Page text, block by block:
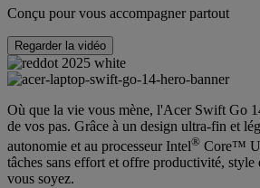
Conçu pour vous accompagner partout
Regarder la vidéo
Où que la vie vous mène, l'Acer Swift Go
de vos pas. Grâce à un design ultra-fin et
autonomie et au processeur Intel® Core™
tâches sans effort et offre productivité,
vous soyez.